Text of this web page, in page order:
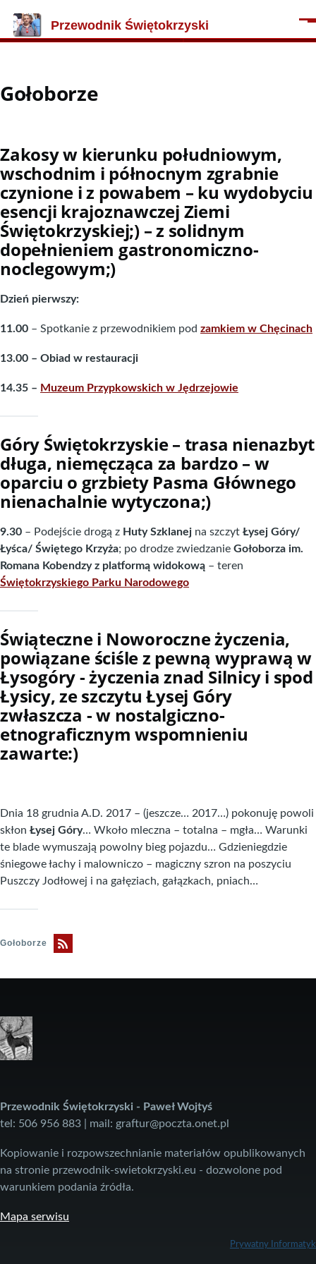
Przewodnik Świętokrzyski
Gołoborze
Zakosy w kierunku południowym,
wschodnim i północnym zgrabnie
czynione i z powabem – ku wydobyciu
esencji krajoznawczej Ziemi
Świętokrzyskiej;) – z solidnym
dopełnieniem gastronomiczno-
noclegowym;)
Dzień pierwszy:
11.00 – Spotkanie z przewodnikiem pod zamkiem w Chęcinach
13.00 – Obiad w restauracji
14.35 – Muzeum Przypkowskich w Jędrzejowie
Góry Świętokrzyskie – trasa nienazbyt
długa, niemęcząca za bardzo – w
oparciu o grzbiety Pasma Głównego
nienachalnie wytyczona;)
9.30 – Podejście drogą z Huty Szklanej na szczyt Łysej Góry/
Łyśca/ Świętego Krzyża; po drodze zwiedzanie Gołoborza im.
Romana Kobendzy z platformą widokową – teren
Świętokrzyskiego Parku Narodowego
Świąteczne i Noworoczne życzenia,
powiązane ściśle z pewną wyprawą w
Łysogóry - życzenia znad Silnicy i spod
Łysicy, ze szczytu Łysej Góry
zwłaszcza - w nostalgiczno-
etnograficznym wspomnieniu
zawarte:)
Dnia 18 grudnia A.D. 2017 – (jeszcze… 2017…) pokonuję powoli
skłon Łysej Góry… Wkoło mleczna – totalna – mgła… Warunki
te blade wymuszają powolny bieg pojazdu… Gdzieniegdzie
śniegowe łachy i malowniczo – magiczny szron na poszyciu
Puszczy Jodłowej i na gałęziach, gałązkach, pniach…
Gołoborze
Przewodnik Świętokrzyski - Paweł Wojtyś
tel: 506 956 883 | mail: graftur@poczta.onet.pl
Kopiowanie i rozpowszechnianie materiałów opublikowanych
na stronie przewodnik-swietokrzyski.eu - dozwolone pod
warunkiem podania źródła.
Mapa serwisu
Prywatny Informatyk